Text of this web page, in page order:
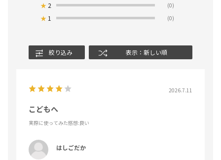
★ 2 (0)
★ 1 (0)
絞り込み 表示：新しい順
2026.7.11
こどもへ
実際に使ってみた感想:良い
はしごだか